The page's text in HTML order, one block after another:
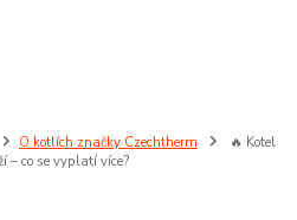
O kotlích značky Czechtherm
🔥 Kotel
co se vyplatí více?